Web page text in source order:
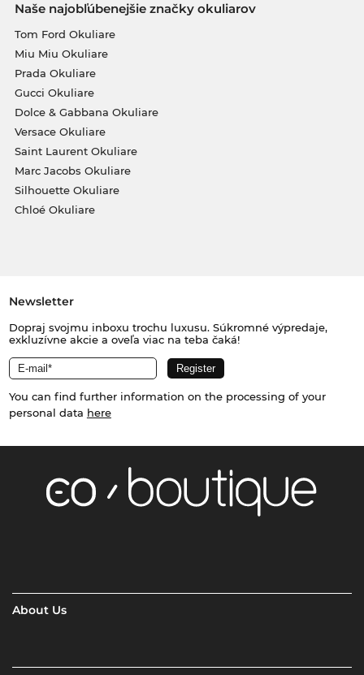
Naše najobľúbenejšie značky okuliarov
Tom Ford Okuliare
Miu Miu Okuliare
Prada Okuliare
Gucci Okuliare
Dolce & Gabbana Okuliare
Versace Okuliare
Saint Laurent Okuliare
Marc Jacobs Okuliare
Silhouette Okuliare
Chloé Okuliare
Newsletter
Dopraj svojmu inboxu trochu luxusu. Súkromné výpredaje,
exkluzívne akcie a oveľa viac na teba čaká!
You can find further information on the processing of your
personal data here
About Us